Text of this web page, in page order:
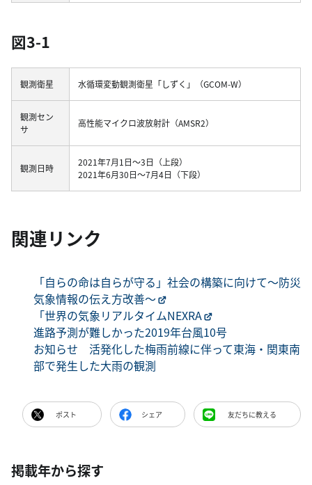
図3-1
観測衛星 水循環変動観測衛星「しずく」（GCOM-W）
観測セン
サ
高性能マイクロ波放射計（AMSR2）
観測日時
2021年7月1日～3日（上段）
2021年6月30日～7月4日（下段）
関連リンク
「自らの命は自らが守る」社会の構築に向けて～防災
気象情報の伝え方改善～
「世界の気象リアルタイムNEXRA
進路予測が難しかった2019年台風10号
お知らせ 活発化した梅雨前線に伴って東海・関東南
部で発生した大雨の観測
ポスト シェア 友だちに教える
掲載年から探す